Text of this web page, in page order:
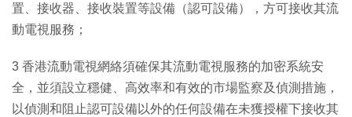
置、接收器、接收裝置等設備（認可設備），方可接收其流
動電視服務；
3 香港流動電視網絡須確保其流動電視服務的加密系統安
全，並須設立穩健、高效率和有效的市場監察及偵測措施，
以偵測和阻止認可設備以外的任何設備在未獲授權下接收其